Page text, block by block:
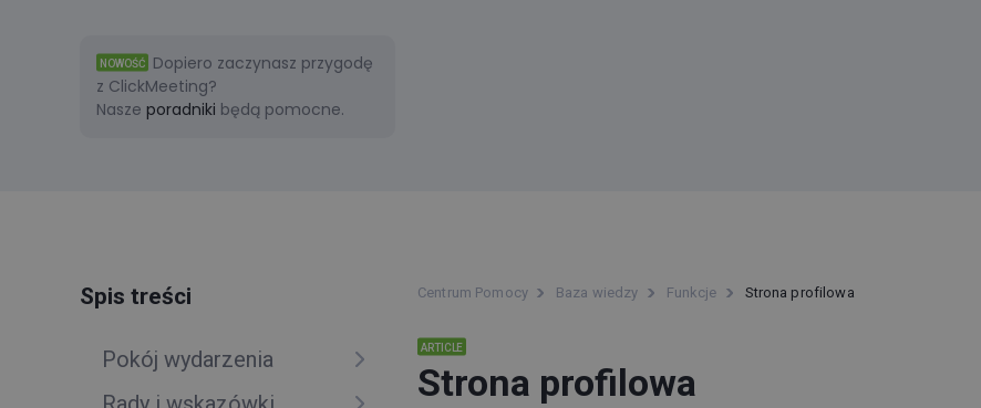
NOWOŚĆ
Dopiero zaczynasz przygodę
z ClickMeeting?
Nasze poradniki będą pomocne.
Spis treści
Pokój wydarzenia
Centrum Pomocy Baza wiedzy Funkcje Strona profilowa
ARTICLE
Strona profilowa